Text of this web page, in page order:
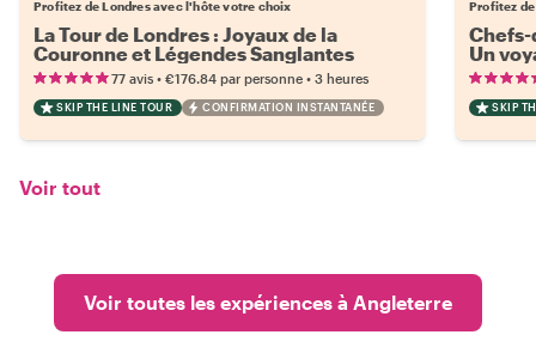
Profitez de Londres avec l'hôte votre choix
La Tour de Londres : Joyaux de la
Couronne et Légendes Sanglantes
77 avis • €176.84 par personne • 3 heures
SKIP THE LINE TOUR CONFIRMATION INSTANTANÉE
Profitez
Un
SKIP
Voir tout
Voir toutes les expériences à Angleterre